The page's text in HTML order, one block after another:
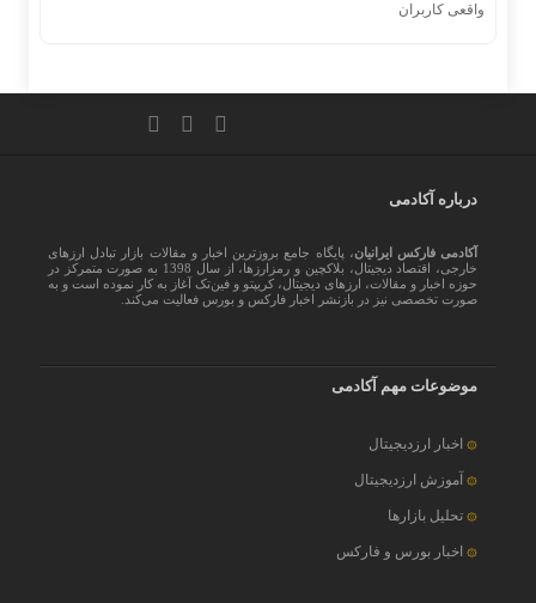
واقعی کاربران
درباره آکادمی
آکادمی فارکس ایرانیان، پایگاه جامع بروزترین اخبار و مقالات بازار تبادل ارزهای
خارجی، اقتصاد دیجیتال، بلاکچین و رمزارزها، از سال 1398 به صورت متمرکز در
حوزه اخبار و مقالات، ارزهای‌ دیجیتال، کریپتو و فین‌تک آغاز به کار نموده است و به
صورت تخصصی نیز در بازنشر اخبار فارکس و بورس فعالیت می‌کند.
موضوعات مهم آکادمی
اخبار ارزدیجیتال
آموزش ارزدیجیتال
تحلیل بازارها
اخبار بورس و فارکس